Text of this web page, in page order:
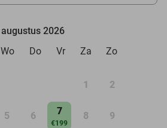
augustus 2026
Wo Do Vr Za Zo
1 2
5 6 7
€199
8 9